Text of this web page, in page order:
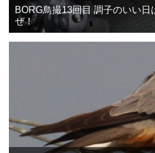
BORG鳥撮13回目 調子のいい日
ぜ！